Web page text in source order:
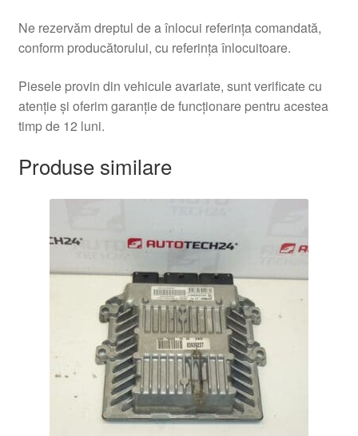
Ne rezervăm dreptul de a înlocui referința comandată,
conform producătorului, cu referința înlocuitoare.
Piesele provin din vehicule avariate, sunt verificate cu
atenție și oferim garanție de funcționare pentru acestea
timp de 12 luni.
Produse similare